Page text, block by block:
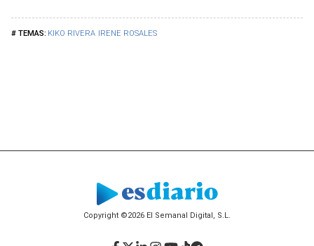
KIKO RIVERA IRENE ROSALES
Copyright ©2026 El Semanal Digital, S.L.